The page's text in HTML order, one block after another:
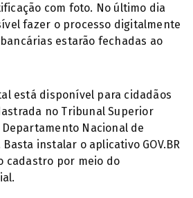
com foto. No último dia
fazer o processo digitalmente
estarão fechadas ao
está disponível para cidadãos
no Tribunal Superior
Departamento Nacional de
instalar o aplicativo GOV.BR
cadastro por meio do